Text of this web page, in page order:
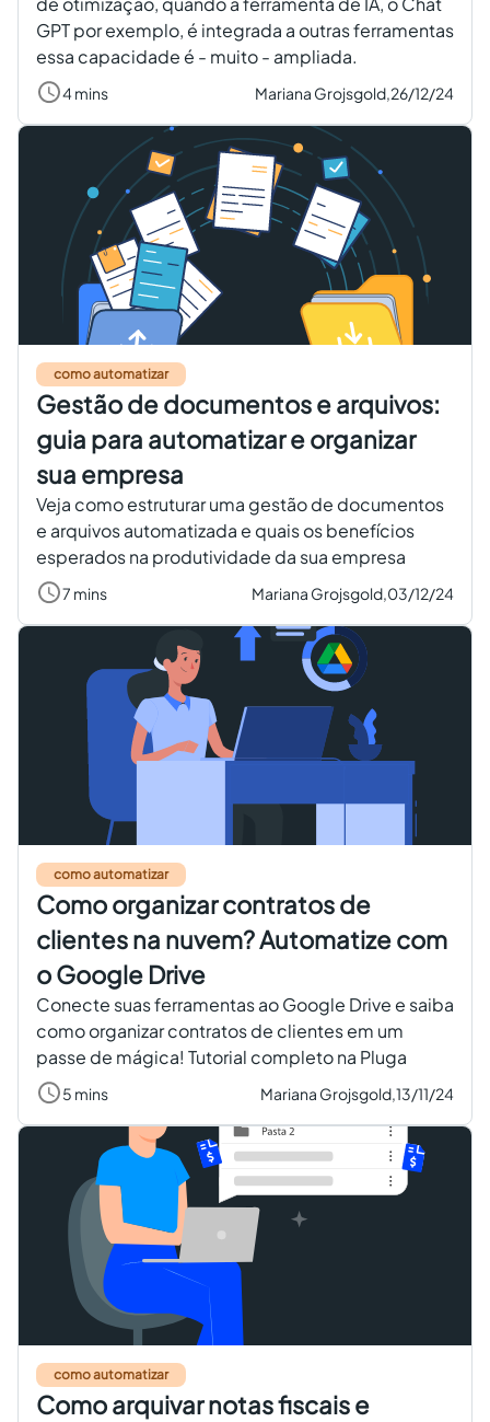
GPT por exemplo, é integrada a outras ferramentas
essa capacidade é - muito - ampliada.
4 mins Mariana Grojsgold,26/12/24
como automatizar
Gestão de documentos e arquivos:
guia para automatizar e organizar
sua empresa
Veja como estruturar uma gestão de documentos
e arquivos automatizada e quais os benefícios
esperados na produtividade da sua empresa
7 mins Mariana Grojsgold,03/12/24
como automatizar
Como organizar contratos de
clientes na nuvem? Automatize com
o Google Drive
Conecte suas ferramentas ao Google Drive e saiba
como organizar contratos de clientes em um
passe de mágica! Tutorial completo na Pluga
5 mins Mariana Grojsgold,13/11/24
como automatizar
Como arquivar notas fiscais e